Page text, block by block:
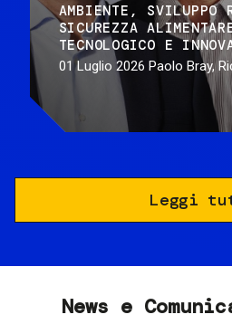
AMBIENTE
SVILUPPO
SICUREZZA
TECNOLOGICO E
01 Luglio 2026 Paolo Bray,
Leggi
News e